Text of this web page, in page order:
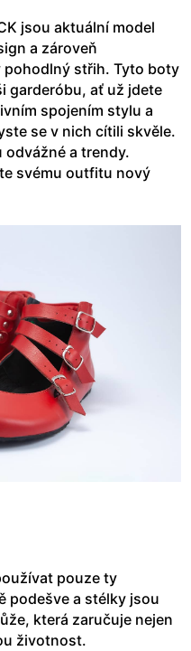
jsou aktuální model
a zároveň
pohodlný střih. Tyto boty
garderóbu, ať už jdete
spojením stylu a
se v nich cítili skvěle.
a trendy.
svému outfitu nový
pouze ty
podešve a stélky jsou
která zaručuje nejen
životnost.